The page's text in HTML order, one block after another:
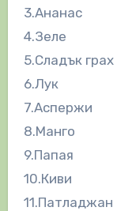
3.Ананас
4.Зеле
5.Сладък грах
6.Лук
7.Аспержи
8.Манго
9.Папая
10.Киви
11.Патладжан